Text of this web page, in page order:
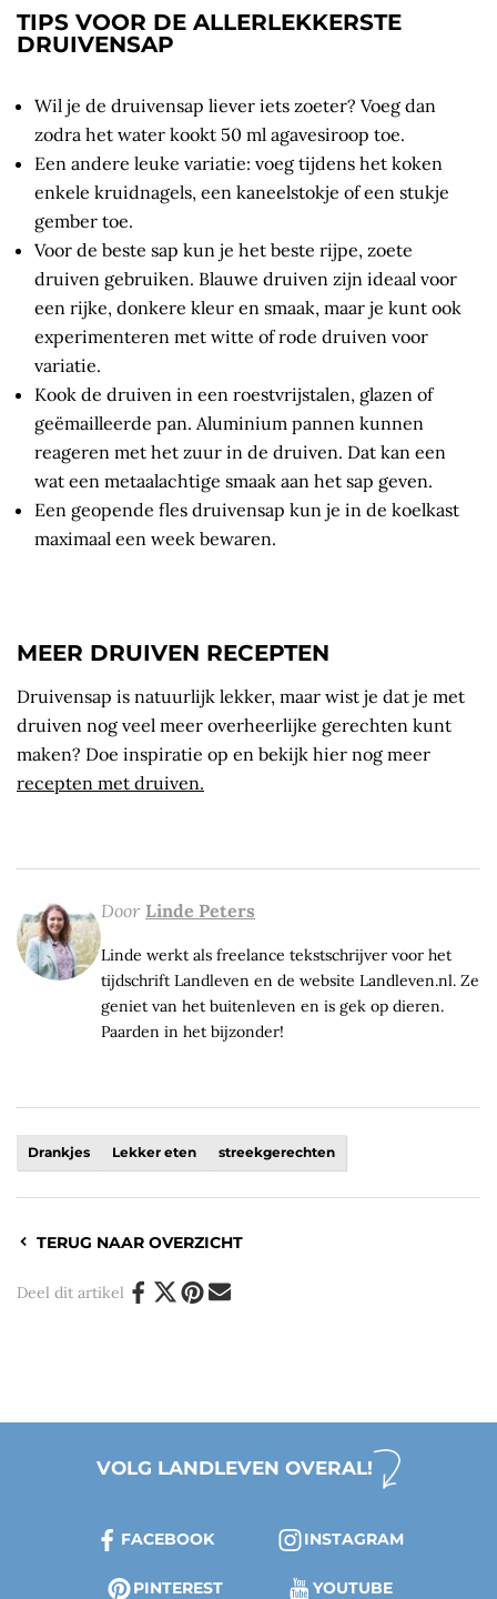
TIPS VOOR DE ALLERLEKKERSTE
DRUIVENSAP
Wil je de druivensap liever iets zoeter? Voeg dan
zodra het water kookt 50 ml agavesiroop toe.
Een andere leuke variatie: voeg tijdens het koken
enkele kruidnagels, een kaneelstokje of een stukje
gember toe.
Voor de beste sap kun je het beste rijpe, zoete
druiven gebruiken. Blauwe druiven zijn ideaal voor
een rijke, donkere kleur en smaak, maar je kunt ook
experimenteren met witte of rode druiven voor
variatie.
Kook de druiven in een roestvrijstalen, glazen of
geëmailleerde pan. Aluminium pannen kunnen
reageren met het zuur in de druiven. Dat kan een
wat een metaalachtige smaak aan het sap geven.
Een geopende fles druivensap kun je in de koelkast
maximaal een week bewaren.
MEER DRUIVEN RECEPTEN
Druivensap is natuurlijk lekker, maar wist je dat je met
druiven nog veel meer overheerlijke gerechten kunt
maken? Doe inspiratie op en bekijk hier nog meer
recepten met druiven.
Door Linde Peters
Linde werkt als freelance tekstschrijver voor het
tijdschrift Landleven en de website Landleven.nl. Ze
geniet van het buitenleven en is gek op dieren.
Paarden in het bijzonder!
Drankjes Lekker eten streekgerechten
TERUG NAAR OVERZICHT
Deel dit artikel
VOLG LANDLEVEN OVERAL!
FACEBOOK INSTAGRAM
PINTEREST YOUTUBE